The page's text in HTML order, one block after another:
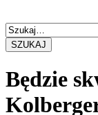
SZUKAJ
Będzie